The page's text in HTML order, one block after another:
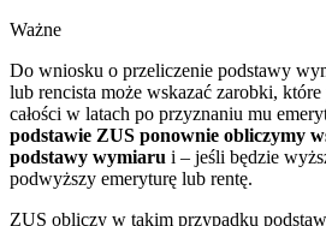
Ważne
Do wniosku o przeliczenie podstawy
lub rencista może wskazać zarobki,
całości w latach po przyznaniu mu
podstawie ZUS ponownie obliczymy
podstawy wymiaru i – jeśli będzie
podwyższy emeryturę lub rentę.
ZUS obliczy w takim przypadku